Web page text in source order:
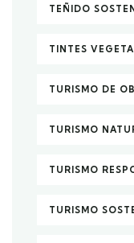
TEÑIDO
TINTES
TURISMO DE
TURISMO
TURISMO
TURISMO